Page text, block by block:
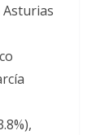
Asturias